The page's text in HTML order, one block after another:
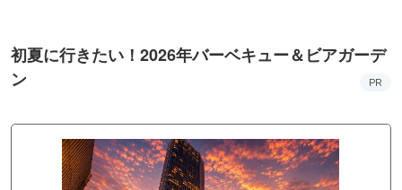
初夏に行きたい！2026年バーベキュー＆ビアガーデ
ン
PR